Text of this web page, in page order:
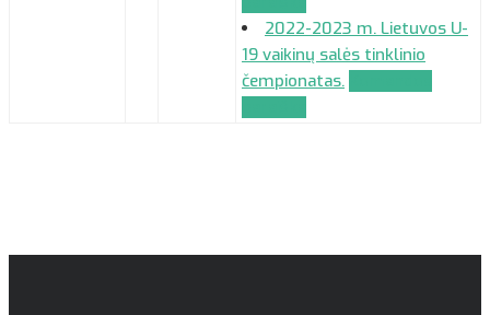
2022-2023 m. Lietuvos U-
19 vaikinų salės tinklinio
čempionatas.